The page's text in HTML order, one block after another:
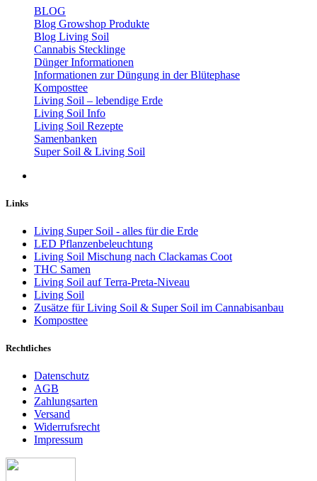
BLOG
Blog Growshop Produkte
Blog Living Soil
Cannabis Stecklinge
Dünger Informationen
Informationen zur Düngung in der Blütephase
Komposttee
Living Soil – lebendige Erde
Living Soil Info
Living Soil Rezepte
Samenbanken
Super Soil & Living Soil
Links
Living Super Soil - alles für die Erde
LED Pflanzenbeleuchtung
Living Soil Mischung nach Clackamas Coot
THC Samen
Living Soil auf Terra-Preta-Niveau
Living Soil
Zusätze für Living Soil & Super Soil im Cannabisanbau
Komposttee
Rechtliches
Datenschutz
AGB
Zahlungsarten
Versand
Widerrufsrecht
Impressum